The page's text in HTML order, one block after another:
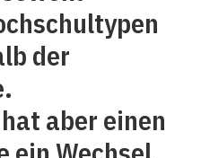
der
aber einen